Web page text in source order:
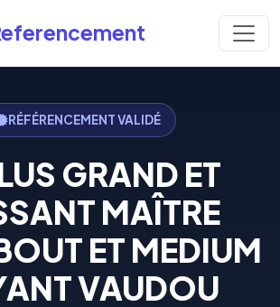
RÉFÉRENCEMENT VALIDÉ
GRAND ET
MAÎTRE
ET MEDIUM
VAUDOU